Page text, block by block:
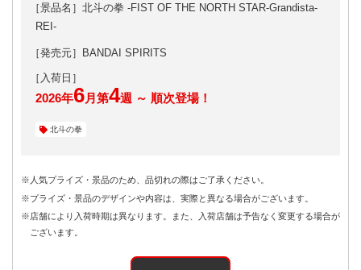
北斗の拳 -FIST OF THE NORTH STAR-Grandista-
REI-
［発売元］BANDAI SPIRITS
2026年6月第4週 ～ 順次登場！
北斗の拳
※人気プライズ・景品のため、品切れの際はご了承ください。
※プライズ・景品のデザインや内容は、実際と異なる場合がございます。
※店舗により入荷時期は異なります。また、入荷店舗は予告なく変更する場合が
ございます。